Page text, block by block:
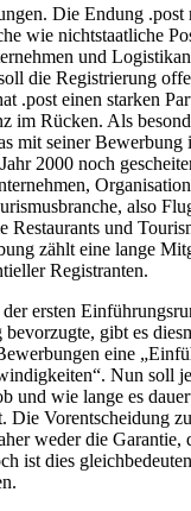
Die Endung .post
wie nichtstaatliche
und
die Registrierung
.post einen starken
im Rücken. Als
mit seiner Bewerbung
2000 noch
also
Restaurants und
zählt eine lange
Registranten.
ersten
bevorzugte, gibt es
eine
Nun soll
und wie lange es
Die Vorentscheidung
weder die Garantie,
ist dies